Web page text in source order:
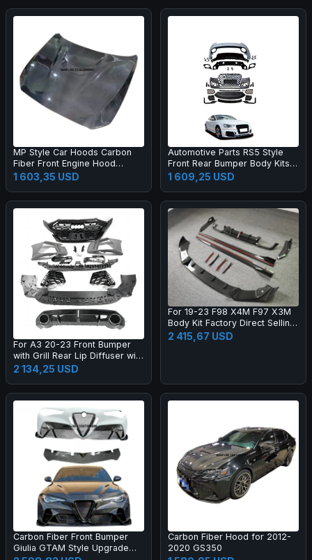
MP Style Car Hoods Carbon
Fiber Front Engine Hood
Bonnet for M2C F87 F22
1 603,35 USD
Automotive Parts RS5 Style
Front Rear Bumper Body Kits
for A5 S5 B8.5 2013-2016
Upgrade 2017-2019 Body Kit
1 609,25 USD
For A3 20-23 Front Bumper
with Grill Rear Lip Diffuser with
Muffler Tip Full RS3 Style
Body Kit
2 134,25 USD
For 19-23 F98 X4M F97 X3M
Body Kit Factory Direct Selling
Carbon Fiber AE Style Front
Bumper Edge Rear Diffuser
2 415,67 USD
Carbon Fiber Front Bumper
Giulia GTAM Style Upgrade
Carbon Fiber Hood for 2012-
2020 GS350